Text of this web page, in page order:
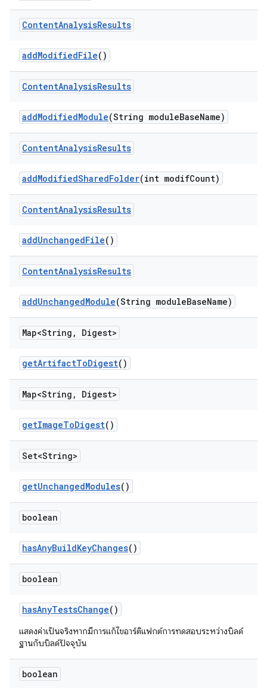
ContentAnalysisResults
addModifiedFile()
ContentAnalysisResults
addModifiedModule(String moduleBaseName)
ContentAnalysisResults
addModifiedSharedFolder(int modifCount)
ContentAnalysisResults
addUnchangedFile()
ContentAnalysisResults
addUnchangedModule(String moduleBaseName)
Map<String , Digest>
getArtifactToDigest()
Map<String , Digest>
getImageToDigest()
Set<String>
getUnchangedModules()
boolean
hasAnyBuildKeyChanges()
boolean
hasAnyTestsChange()
แสดงค่าเป็นจริงหากมีการแก้ไขอาร์ติแฟกต์การทดสอบระหว่างบิลด์
ฐานกับบิลด์ปัจจุบัน
boolean